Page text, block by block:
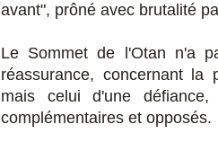
avant", prôné avec brutalité
Le Sommet de l'Otan n'a
réassurance, concernant la
mais celui d'une
complémentaires et opposés.